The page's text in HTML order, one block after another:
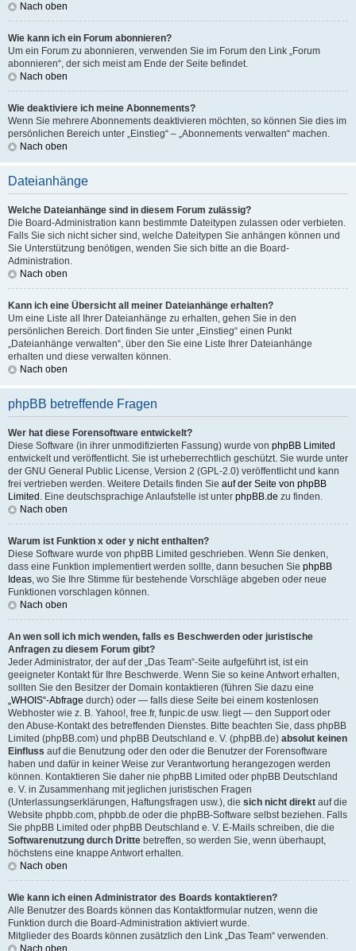
Nach oben
Wie kann ich ein Forum abonnieren?
Um ein Forum zu abonnieren, verwenden Sie im Forum den Link „Forum
abonnieren“, der sich meist am Ende der Seite befindet.
Nach oben
Wie deaktiviere ich meine Abonnements?
Wenn Sie mehrere Abonnements deaktivieren möchten, so können Sie dies im
persönlichen Bereich unter „Einstieg“ – „Abonnements verwalten“ machen.
Nach oben
Dateianhänge
Welche Dateianhänge sind in diesem Forum zulässig?
Die Board-Administration kann bestimmte Dateitypen zulassen oder verbieten.
Falls Sie sich nicht sicher sind, welche Dateitypen Sie anhängen können und
Sie Unterstützung benötigen, wenden Sie sich bitte an die Board-
Administration.
Nach oben
Kann ich eine Übersicht all meiner Dateianhänge erhalten?
Um eine Liste all Ihrer Dateianhänge zu erhalten, gehen Sie in den
persönlichen Bereich. Dort finden Sie unter „Einstieg“ einen Punkt
„Dateianhänge verwalten“, über den Sie eine Liste Ihrer Dateianhänge
erhalten und diese verwalten können.
Nach oben
phpBB betreffende Fragen
Wer hat diese Forensoftware entwickelt?
Diese Software (in ihrer unmodifizierten Fassung) wurde von phpBB Limited
entwickelt und veröffentlicht. Sie ist urheberrechtlich geschützt. Sie wurde unter
der GNU General Public License, Version 2 (GPL-2.0) veröffentlicht und kann
frei vertrieben werden. Weitere Details finden Sie auf der Seite von phpBB
Limited . Eine deutschsprachige Anlaufstelle ist unter phpBB.de zu finden.
Nach oben
Warum ist Funktion x oder y nicht enthalten?
Diese Software wurde von phpBB Limited geschrieben. Wenn Sie denken,
dass eine Funktion implementiert werden sollte, dann besuchen Sie phpBB
Ideas, wo Sie Ihre Stimme für bestehende Vorschläge abgeben oder neue
Funktionen vorschlagen können.
Nach oben
An wen soll ich mich wenden, falls es Beschwerden oder juristische
Anfragen zu diesem Forum gibt?
Jeder Administrator, der auf der „Das Team“-Seite aufgeführt ist, ist ein
geeigneter Kontakt für Ihre Beschwerde. Wenn Sie so keine Antwort erhalten,
sollten Sie den Besitzer der Domain kontaktieren (führen Sie dazu eine
„WHOIS“-Abfrage durch) oder — falls diese Seite bei einem kostenlosen
Webhoster wie z. B. Yahoo!, free.fr, funpic.de usw. liegt — den Support oder
den Abuse-Kontakt des betreffenden Dienstes. Bitte beachten Sie, dass phpBB
Limited (phpBB.com) und phpBB Deutschland e. V. (phpBB.de) absolut keinen
Einfluss auf die Benutzung oder den oder die Benutzer der Forensoftware
haben und dafür in keiner Weise zur Verantwortung herangezogen werden
können. Kontaktieren Sie daher nie phpBB Limited oder phpBB Deutschland
e. V. in Zusammenhang mit jeglichen juristischen Fragen
(Unterlassungserklärungen, Haftungsfragen usw.), die sich nicht direkt auf die
Website phpbb.com, phpbb.de oder die phpBB-Software selbst beziehen. Falls
Sie phpBB Limited oder phpBB Deutschland e. V. E-Mails schreiben, die die
Softwarenutzung durch Dritte betreffen, so werden Sie, wenn überhaupt,
höchstens eine knappe Antwort erhalten.
Nach oben
Wie kann ich einen Administrator des Boards kontaktieren?
Alle Benutzer des Boards können das Kontaktformular nutzen, wenn die
Funktion durch die Board-Administration aktiviert wurde.
Mitglieder des Boards können zusätzlich den Link „Das Team“ verwenden.
Nach oben